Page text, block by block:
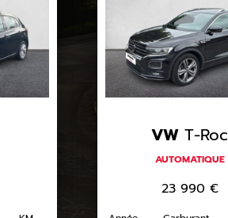
VW T-Roc
AUTOMATIQUE
23 990 €